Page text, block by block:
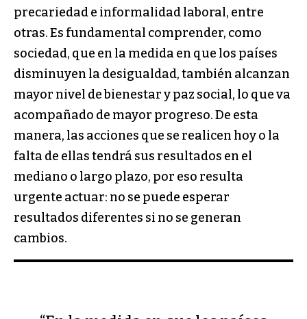
precariedad e informalidad laboral, entre
otras. Es fundamental comprender, como
sociedad, que en la medida en que los países
disminuyen la desigualdad, también alcanzan
mayor nivel de bienestar y paz social, lo que va
acompañado de mayor progreso. De esta
manera, las acciones que se realicen hoy o la
falta de ellas tendrá sus resultados en el
mediano o largo plazo, por eso resulta
urgente actuar: no se puede esperar
resultados diferentes si no se generan
cambios.